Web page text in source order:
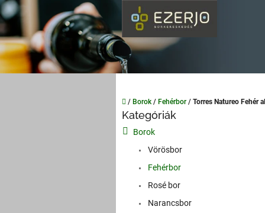
Ugrás
a
tartalomhoz
Kezdőlap
/ Borok / Fehérbor / Torres Natureo Fehér
OKategóriák
átugrása
Kategóriák
Borok
Vörösbor
Fehérbor
Rosé bor
Narancsbor